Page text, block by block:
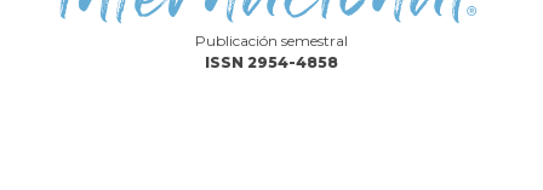
Publicación semestral
ISSN 2954-4858